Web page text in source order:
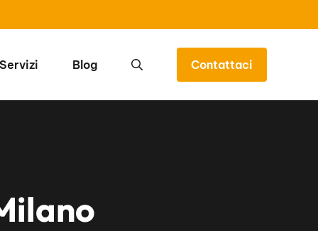
Servizi Blog Contattaci